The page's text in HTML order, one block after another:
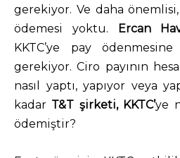
gerekiyor. Ve daha
ödemesi yoktu. Ercan
KKTC’ye pay ödenmesine
gerekiyor. Ciro payının
nasıl yaptı, yapıyor veya
kadar T&T şirketi, KKTC’ye
ödemiştir?